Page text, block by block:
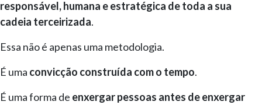
responsável, humana e estratégica de toda a sua
cadeia terceirizada.
Essa não é apenas uma metodologia.
É uma convicção construída com o tempo.
É uma forma de enxergar pessoas antes de enxergar